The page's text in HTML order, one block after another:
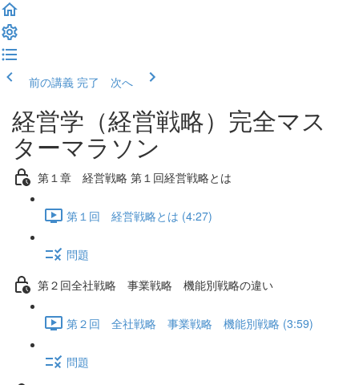
前の講義 完了 次へ
経営学（経営戦略）完全マス
ターマラソン
第１章 経営戦略 第１回経営戦略とは
第１回 経営戦略とは (4:27)
問題
第２回全社戦略 事業戦略 機能別戦略の違い
第２回 全社戦略 事業戦略 機能別戦略 (3:59)
問題